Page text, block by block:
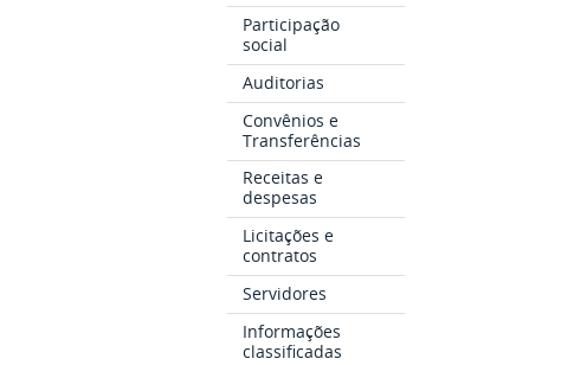
Participação
social
Auditorias
Convênios e
Transferências
Receitas e
despesas
Licitações e
contratos
Servidores
Informações
classificadas